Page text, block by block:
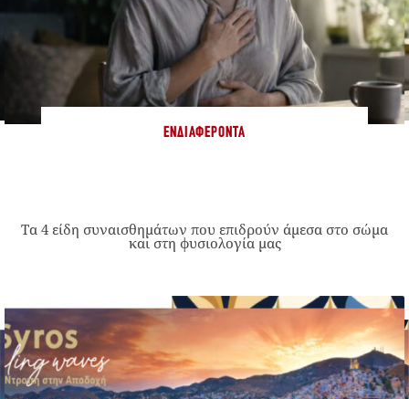
ΕΝΔΙΑΦΈΡΟΝΤΑ
Τα 4 είδη συναισθημάτων που επιδρούν άμεσα στο σώμα
και στη φυσιολογία μας